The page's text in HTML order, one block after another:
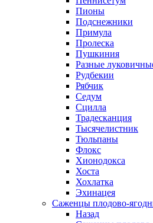
Пионы
Подснежники
Примула
Пролеска
Пушкиния
Разные
Рудбекии
Рябчик
Седум
Сцилла
Традесканция
Тысячелистник
Тюльпаны
Флокс
Хионодокса
Хоста
Хохлатка
Эхинацея
Саженцы плодово-
Назад